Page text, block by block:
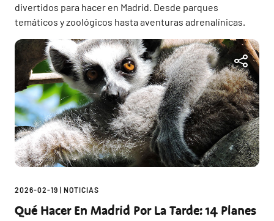
divertidos para hacer en Madrid. Desde parques
temáticos y zoológicos hasta aventuras adrenalínicas.
2026-02-19 | NOTICIAS
Qué Hacer En Madrid Por La Tarde: 14 Planes